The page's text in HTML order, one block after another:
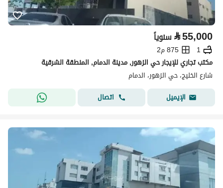
⃁55,000 سنوياً
1
875 م2
مكتب تجاري للإيجار حي الزهور, مدينة الدمام, المنطقة الشرقية
شارع الخليج، حي الزهور، الدمام
الإيميل
اتصال